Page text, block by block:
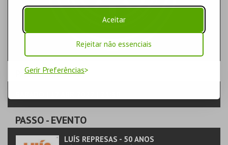
Aceitar
Rejeitar não essenciais
Gerir Preferências
PASSO- SESSÃO
PASSO- EVENTO
LUÍS REPRESAS - 50 ANOS